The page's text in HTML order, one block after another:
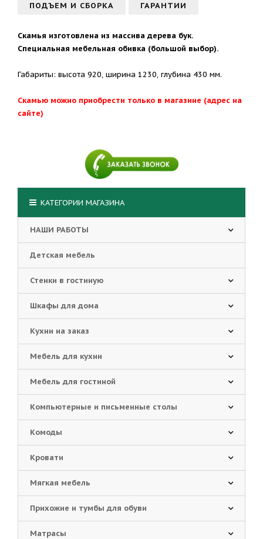
ПОДЪЕМ И СБОРКА ГАРАНТИИ
Скамья изготовлена из массива дерева бук.
Специальная мебельная обивка (большой выбор).
Габариты: высота 920, ширина 1230, глубина 430 мм.
Скамью можно приобрести только в магазине (адрес на
сайте)
КАТЕГОРИИ МАГАЗИНА
НАШИ РАБОТЫ
Детская мебель
Стенки в гостиную
Шкафы для дома
Кухни на заказ
Мебель для кухни
Мебель для гостиной
Компьютерные и письменные столы
Комоды
Кровати
Мягкая мебель
Прихожие и тумбы для обуви
Матрасы